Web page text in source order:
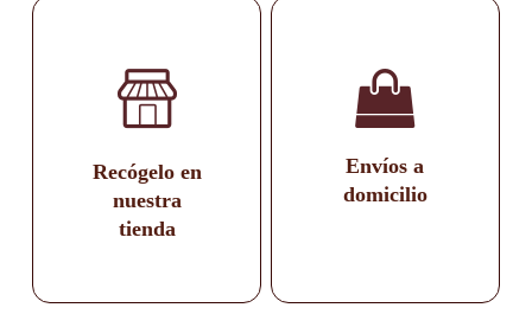
Recógelo en
nuestra
tienda
Envíos a
domicilio